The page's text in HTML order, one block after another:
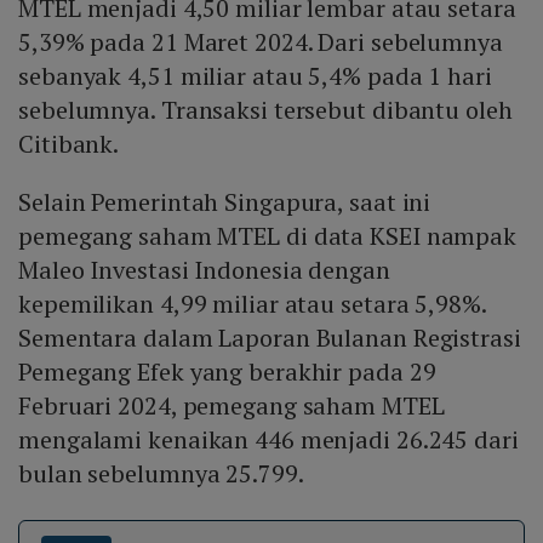
MTEL menjadi 4,50 miliar lembar atau setara
5,39% pada 21 Maret 2024. Dari sebelumnya
sebanyak 4,51 miliar atau 5,4% pada 1 hari
sebelumnya. Transaksi tersebut dibantu oleh
Citibank.
Selain Pemerintah Singapura, saat ini
pemegang saham MTEL di data KSEI nampak
Maleo Investasi Indonesia dengan
kepemilikan 4,99 miliar atau setara 5,98%.
Sementara dalam Laporan Bulanan Registrasi
Pemegang Efek yang berakhir pada 29
Februari 2024, pemegang saham MTEL
mengalami kenaikan 446 menjadi 26.245 dari
bulan sebelumnya 25.799.